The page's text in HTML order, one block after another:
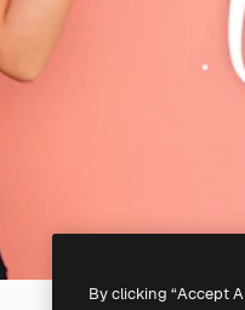
By clicking “Accept